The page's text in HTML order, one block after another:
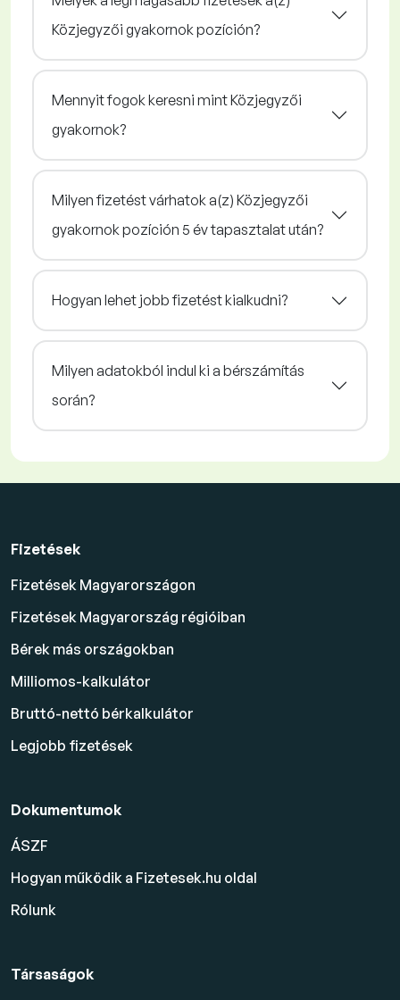
Közjegyzői gyakornok pozíción?
Mennyit fogok keresni mint Közjegyzői
gyakornok?
Milyen fizetést várhatok a(z) Közjegyzői
gyakornok pozíción 5 év tapasztalat után?
Hogyan lehet jobb fizetést kialkudni?
Milyen adatokból indul ki a bérszámítás
során?
Fizetések
Fizetések Magyarországon
Fizetések Magyarország régióiban
Bérek más országokban
Milliomos-kalkulátor
Bruttó-nettó bérkalkulátor
Legjobb fizetések
Dokumentumok
ÁSZF
Hogyan működik a Fizetesek.hu oldal
Rólunk
Társaságok